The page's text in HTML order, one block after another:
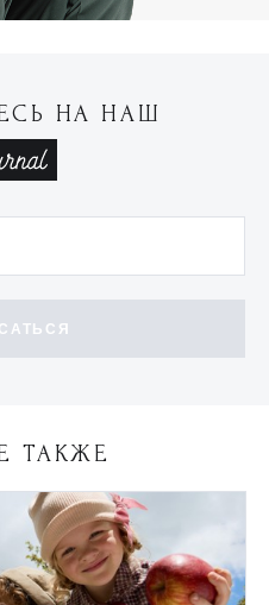
НА НАШ
ТАКЖЕ